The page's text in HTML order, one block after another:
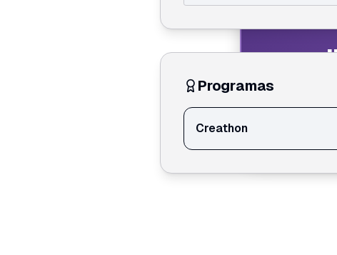
Programas
Creathon